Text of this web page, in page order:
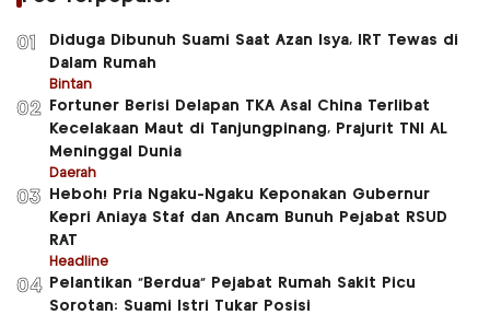
01
Diduga Dibunuh Suami Saat Azan Isya, IRT Tewas di
Dalam Rumah
Bintan
02
Fortuner Berisi Delapan TKA Asal China Terlibat
Kecelakaan Maut di Tanjungpinang, Prajurit TNI AL
Meninggal Dunia
Daerah
03
Heboh! Pria Ngaku-Ngaku Keponakan Gubernur
Kepri Aniaya Staf dan Ancam Bunuh Pejabat RSUD
RAT
Headline
04
Pelantikan “Berdua” Pejabat Rumah Sakit Picu
Sorotan: Suami Istri Tukar Posisi